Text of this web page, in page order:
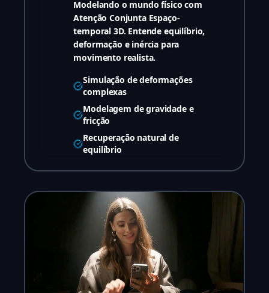
Modelando o mundo físico com
Atenção Conjunta Espaço-
temporal 3D. Entende equilíbrio,
deformação e inércia para
movimento realista.
Simulação de deformações
complexas
Modelagem de gravidade e
fricção
Recuperação natural de
equilíbrio